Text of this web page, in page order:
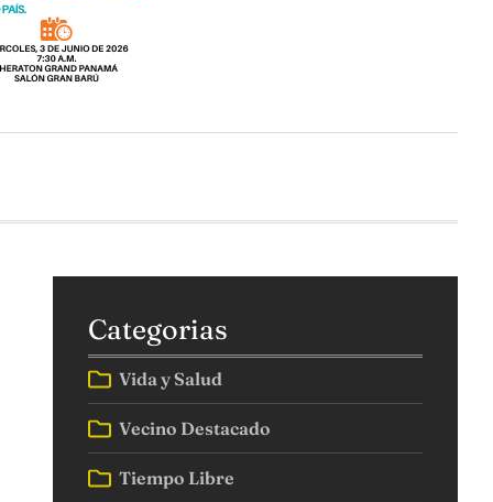
Categorias
Vida y Salud
Vecino Destacado
Tiempo Libre